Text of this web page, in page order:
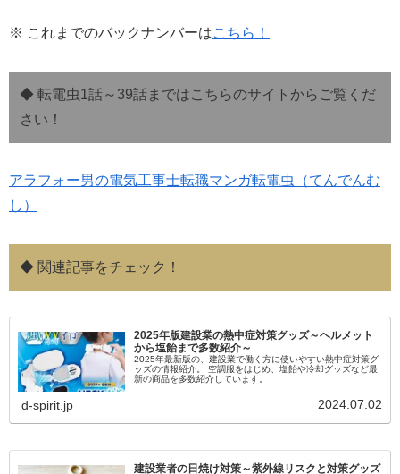
※ これまでのバックナンバーはこちら！
◆ 転電虫1話～39話まではこちらのサイトからご覧くだ
さい！
アラフォー男の電気工事士転職マンガ転電虫（てんでんむ
し）
◆ 関連記事をチェック！
2025年版建設業の熱中症対策グッズ～ヘルメット
から塩飴まで多数紹介～
2025年最新版の、建設業で働く方に使いやすい熱中症対策グ
ッズの情報紹介。 空調服をはじめ、塩飴や冷却グッズなど最
新の商品を多数紹介しています。
d-spirit.jp 2024.07.02
建設業者の日焼け対策～紫外線リスクと対策グッズ